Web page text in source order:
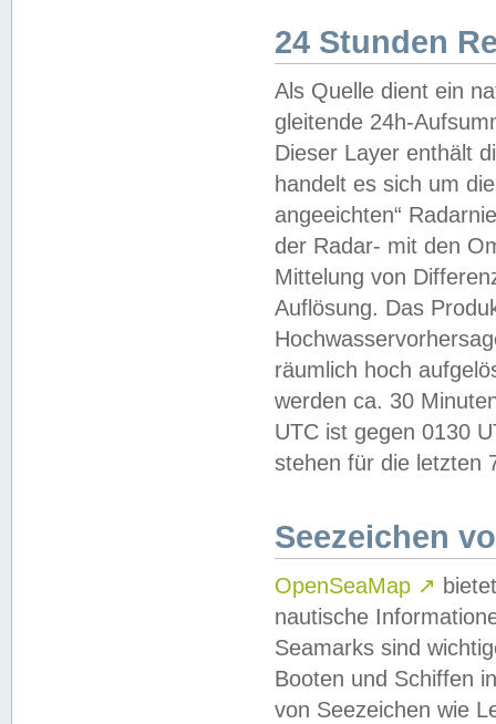
24 Stunden
Als Quelle dient ein
gleitende 24h-
Dieser Layer enthält
handelt es sich um
angeeichten“
der Radar- mit den
Mittelung von
Auflösung. Das
räumlich hoch
werden ca. 30
UTC ist gegen 0130
stehen für die letzten
Seezeichen
OpenSeaMap ↗
nautische
Seamarks sind
Booten und Schiffen
von Seezeichen wie